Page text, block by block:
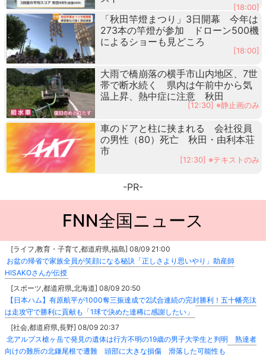
[18:00]
「秋田竿燈まつり」3日開幕 今年は
273本の竿燈が参加 ドローン500機
によるショーも見どころ
[18:00]
大雨で橋崩落の横手市山内地区、7世
帯で断水続く 県内は午前中から気
温上昇、熱中症に注意 秋田
[12:30] ※静止画のみ
車のドアと柱に挟まれる 会社役員
の男性（80）死亡 秋田・由利本荘
市
[12:30] ※テキストのみ
-PR-
FNN全国ニュース
[ライフ,教育・子育て,都道府県,福島] 08/09 21:00
お盆の帰省で家族全員が笑顔になる秘訣「正しさより思いやり」助産師
HISAKOさんが伝授
[スポーツ,都道府県,北海道] 08/09 20:50
【日本ハム】有原航平が1000奪三振達成で2試合連続の完封勝利！五十幡亮汰
は走攻守で勝利に貢献も「1球で決めた達稀に感謝したい」
[社会,都道府県,長野] 08/09 20:37
北アルプス槍ヶ岳で発見の遺体は行方不明の19歳の男子大学生と判明 熟達者
向けの難所の北鎌尾根で遭難 頭部に大きな損傷 滑落した可能性も